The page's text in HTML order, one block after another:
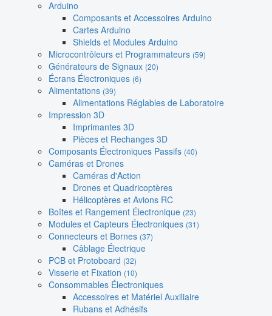
Arduino
Composants et Accessoires Arduino
Cartes Arduino
Shields et Modules Arduino
Microcontrôleurs et Programmateurs (59)
Générateurs de Signaux (20)
Écrans Électroniques (6)
Alimentations (39)
Alimentations Réglables de Laboratoire
Impression 3D
Imprimantes 3D
Pièces et Rechanges 3D
Composants Électroniques Passifs (40)
Caméras et Drones
Caméras d'Action
Drones et Quadricoptères
Hélicoptères et Avions RC
Boîtes et Rangement Électronique (23)
Modules et Capteurs Électroniques (31)
Connecteurs et Bornes (37)
Câblage Électrique
PCB et Protoboard (32)
Visserie et Fixation (10)
Consommables Électroniques
Accessoires et Matériel Auxiliaire
Rubans et Adhésifs